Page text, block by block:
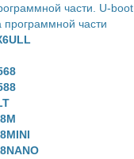
части. U-boot
программной части